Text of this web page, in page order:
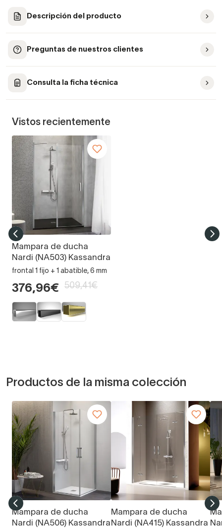
Descripción del producto
Preguntas de nuestros clientes
Consulta la ficha técnica
Vistos recientemente
Mampara de ducha
Nardi (NA503) Kassandra
frontal 1 fijo + 1 abatible, 6 mm
376,96€ 509,41€
Productos de la misma colección
Mampara de ducha
Nardi (NA506) Kassandra
Mampara de ducha
Nardi (NA415) Kassandra